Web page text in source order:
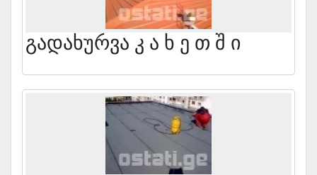
Გადახურვა Კ Ა Ხ Ე Თ Შ Ი